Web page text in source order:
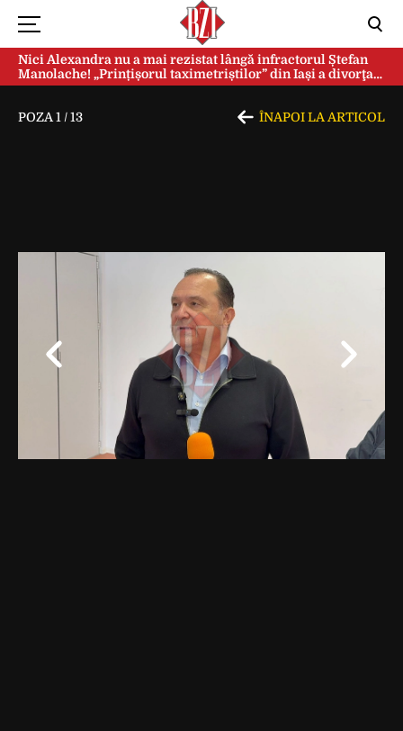
Nici Alexandra nu a mai rezistat lângă infractorul Ștefan
Manolache! „Prințișorul taximetriștilor” din Iași a divorţat
după doi ani de căsnicie
POZA 1 /13 ÎNAPOI LA ARTICOL